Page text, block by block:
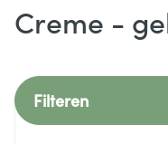
Creme -
Filteren